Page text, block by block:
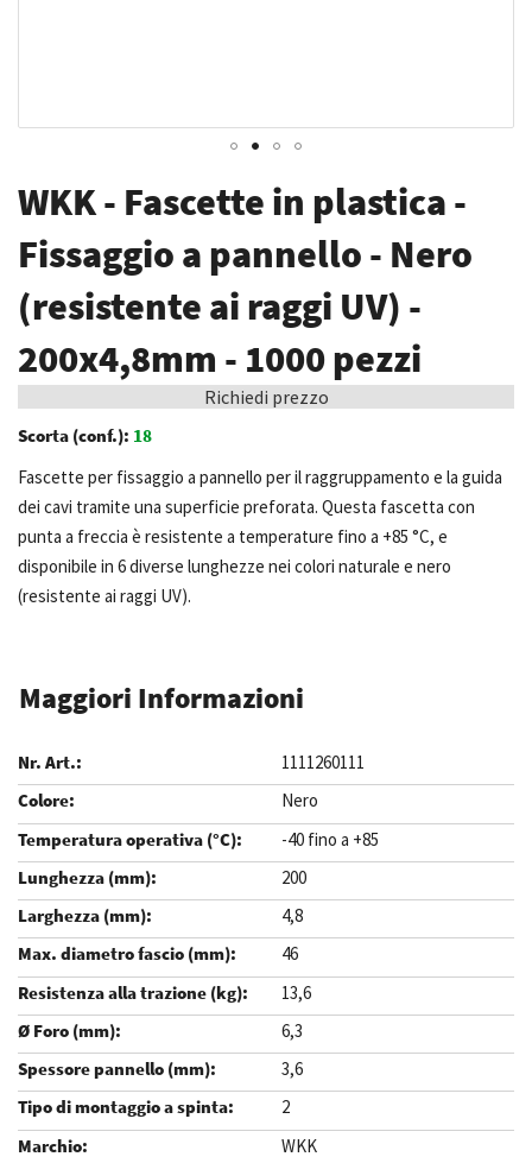
all'inizio
della
galleria
di
immagini
WKK - Fascette in plastica -
Fissaggio a pannello - Nero
(resistente ai raggi UV) -
200x4,8mm - 1000 pezzi
Richiedi prezzo
Scorta (conf.): 18
Fascette per fissaggio a pannello per il raggruppamento e la guida
dei cavi tramite una superficie preforata. Questa fascetta con
punta a freccia è resistente a temperature fino a +85 °C, e
disponibile in 6 diverse lunghezze nei colori naturale e nero
(resistente ai raggi UV).
Maggiori Informazioni
1111260111
Nero
-40 fino a +85
200
4,8
46
13,6
6,3
3,6
2
WKK